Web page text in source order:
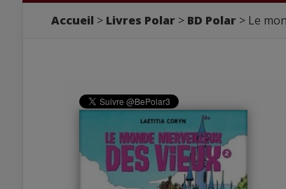
Accueil Livres Polar BD Polar Le